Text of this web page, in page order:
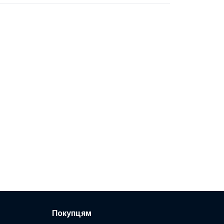
Покупцям